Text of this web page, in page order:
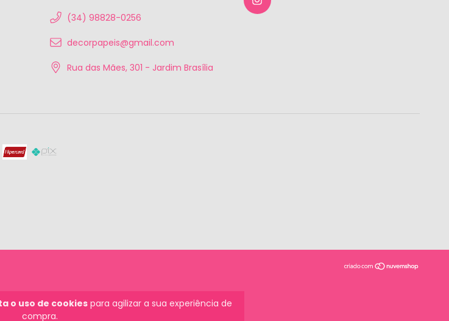
o uso de cookies para agilizar a sua experiência de
compra.
(34) 98828-0256
decorpapeis@gmail.com
Rua das Mães, 301 - Jardim Brasília